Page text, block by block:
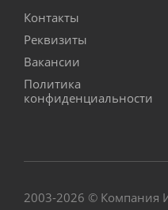
Контакты
Реквизиты
Вакансии
Политика
конфиденциальности
2003-2026 © Компания